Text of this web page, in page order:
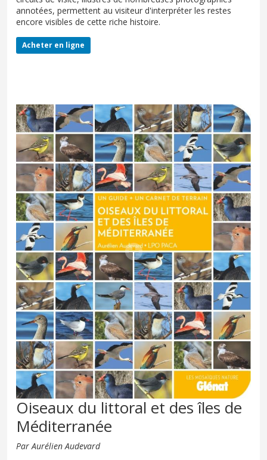
annotées, permettent au visiteur d'interpréter les restes
encore visibles de cette riche histoire.
Acheter en ligne
Oiseaux du littoral et des îles de
Méditerranée
Par Aurélien Audevard